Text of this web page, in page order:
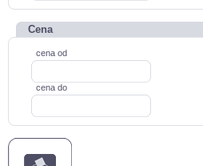
Cena
cena od
cena do